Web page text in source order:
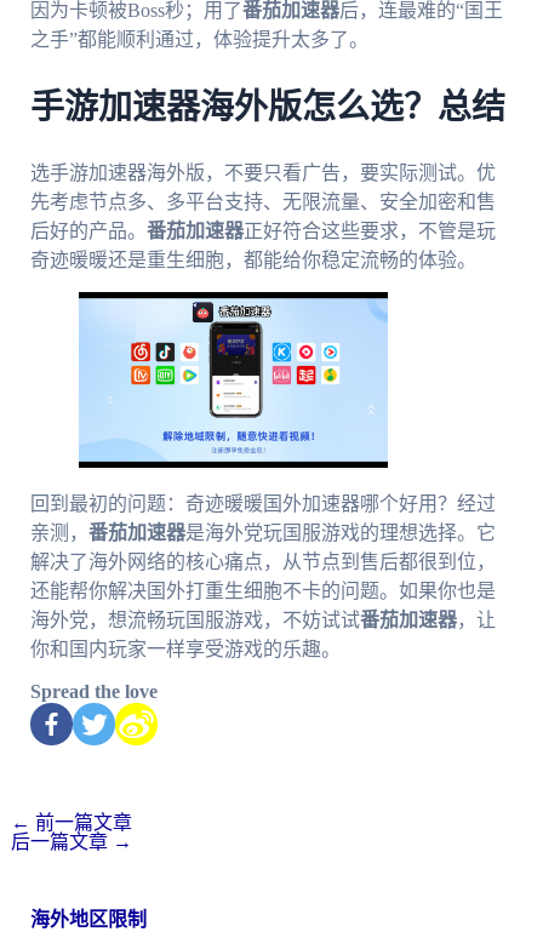
因为卡顿被Boss秒；用了番茄加速器后，连最难的“国王
之手”都能顺利通过，体验提升太多了。
手游加速器海外版怎么选？总结
选手游加速器海外版，不要只看广告，要实际测试。优
先考虑节点多、多平台支持、无限流量、安全加密和售
后好的产品。 番茄加速器正好符合这些要求，不管是玩
奇迹暖暖还是重生细胞，都能给你稳定流畅的体验。
回到最初的问题：奇迹暖暖国外加速器哪个好用？经过
亲测， 番茄加速器是海外党玩国服游戏的理想选择。它
解决了海外网络的核心痛点，从节点到售后都很到位，
还能帮你解决国外打重生细胞不卡的问题。如果你也是
海外党，想流畅玩国服游戏，不妨试试番茄加速器，让
你和国内玩家一样享受游戏的乐趣。
Spread the love
← 前一篇文章
后一篇文章 →
海外地区限制